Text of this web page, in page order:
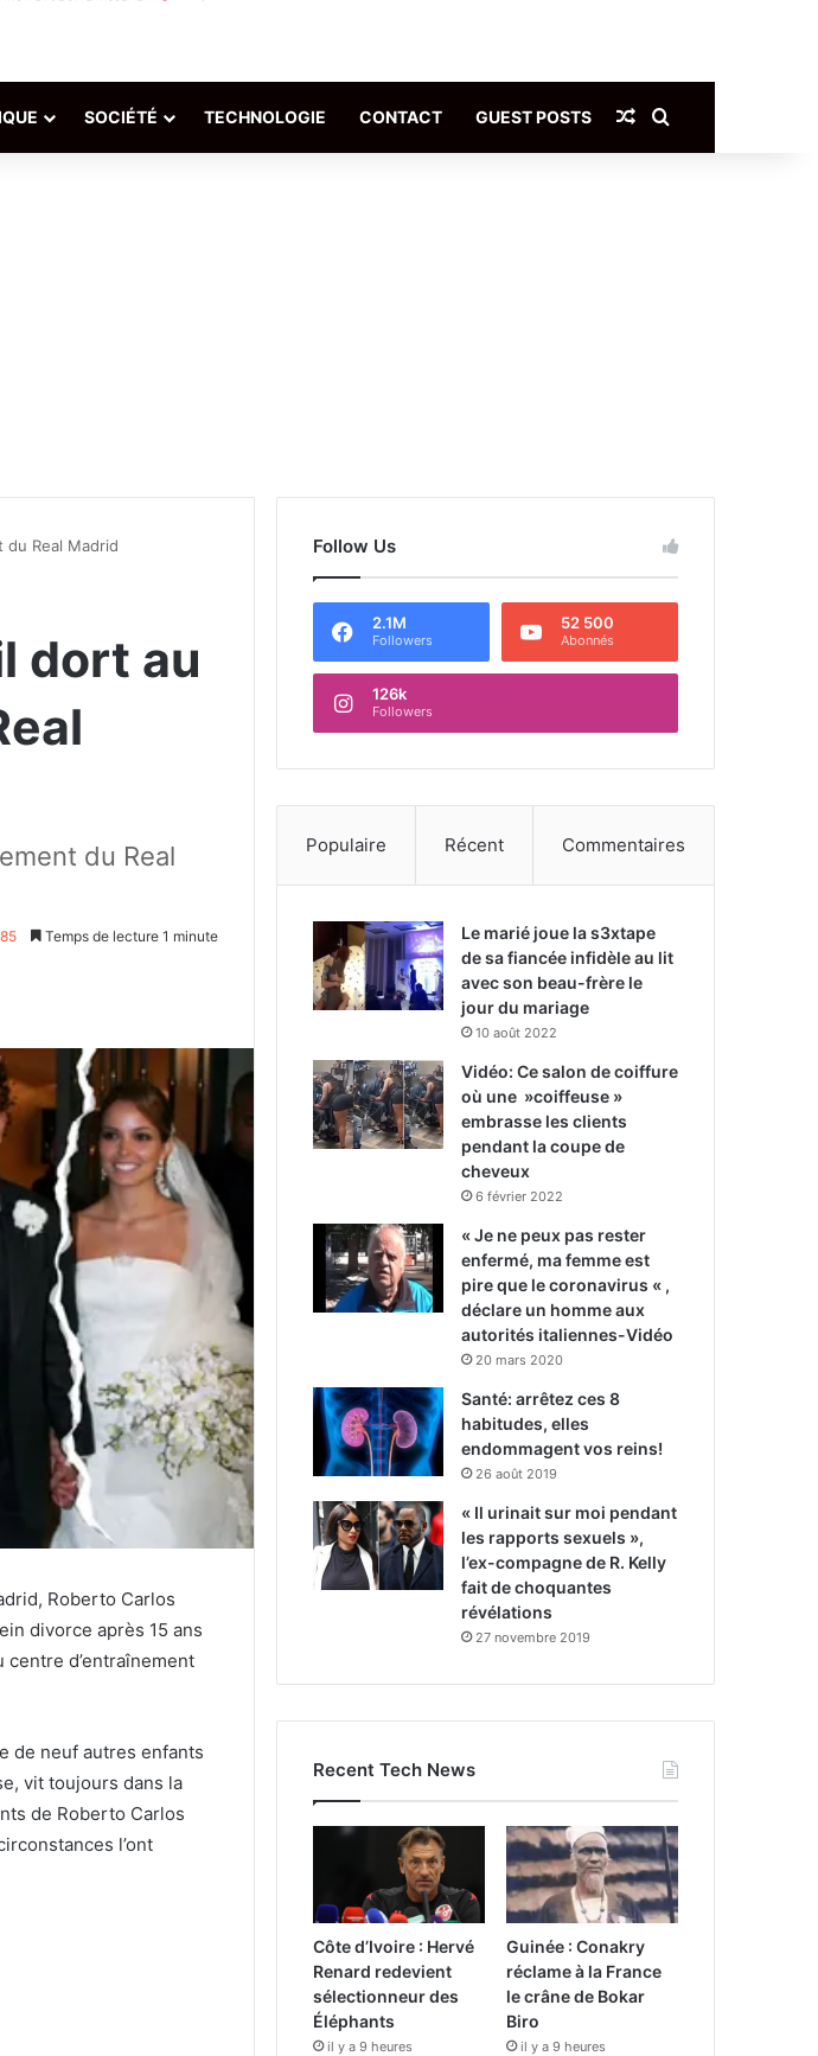
SOCIÉTÉ TECHNOLOGIE CONTACT GUEST POSTS Article Aléatoire
du Real Madrid
dort au
du Real
Temps de lecture 1 minute
Roberto Carlos
divorce après 15 ans
centre d’entraînement
de neuf autres enfants
vit toujours dans la
de Roberto Carlos
l’ont
Follow Us
2.1M
Followers
52 500
Abonnés
126k
Followers
Populaire Récent Commentaires
Le marié joue la s3xtape
de sa fiancée infidèle au lit
avec son beau-frère le
jour du mariage
10 août 2022
Vidéo: Ce salon de coiffure
où une »coiffeuse »
embrasse les clients
pendant la coupe de
cheveux
6 février 2022
« Je ne peux pas rester
enfermé, ma femme est
pire que le coronavirus « ,
déclare un homme aux
autorités italiennes-Vidéo
20 mars 2020
Santé: arrêtez ces 8
habitudes, elles
endommagent vos reins!
26 août 2019
« Il urinait sur moi pendant
les rapports sexuels »,
l’ex-compagne de R. Kelly
fait de choquantes
révélations
27 novembre 2019
Recent Tech News
Côte d’Ivoire : Hervé
Renard redevient
sélectionneur des
Éléphants
il y a 9 heures
Guinée : Conakry
réclame à la France
le crâne de Bokar
Biro
il y a 9 heures